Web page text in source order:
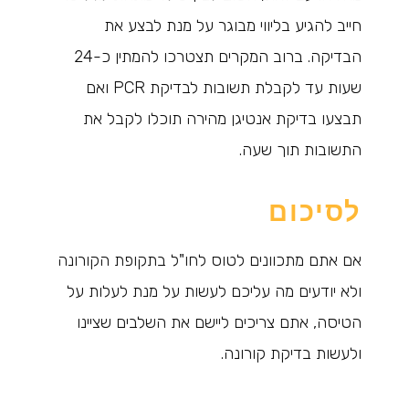
חייב להגיע בליווי מבוגר על מנת לבצע את
הבדיקה. ברוב המקרים תצטרכו להמתין כ-24
שעות עד לקבלת תשובות לבדיקת PCR ואם
תבצעו בדיקת אנטיגן מהירה תוכלו לקבל את
התשובות תוך שעה.
לסיכום
אם אתם מתכוונים לטוס לחו"ל בתקופת הקורונה
ולא יודעים מה עליכם לעשות על מנת לעלות על
הטיסה, אתם צריכים ליישם את השלבים שציינו
ולעשות בדיקת קורונה.